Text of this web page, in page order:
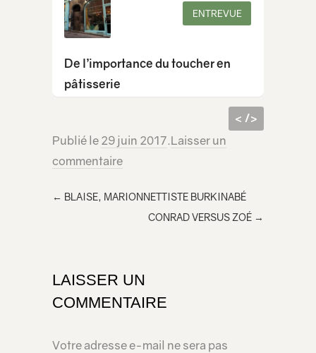
ENTREVUE
De l’importance du toucher en
pâtisserie
< />
e
dans
Publié le 29 juin 2017.Laisser un
commentaire
← BLAISE, MARIONNETTISTE BURKINABÉ
CONRAD VERSUS ZOÉ →
LAISSER UN
COMMENTAIRE
Votre adresse e-mail ne sera pas